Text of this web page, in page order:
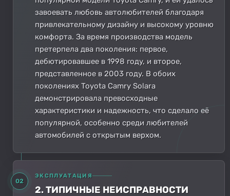
завоевать любовь автолюбителей благодаря
привлекательному дизайну и высокому уровню
комфорта. За время производства модель
претерпела два поколения: первое,
дебютировавшее в 1998 году, и второе,
представленное в 2003 году. В обоих
поколениях Toyota Camry Solara
демонстрировала превосходные
характеристики и надежность, что сделало её
популярной, особенно среди любителей
автомобилей с открытым верхом.
02
ЭКСПЛУАТАЦИЯ
2. ТИПИЧНЫЕ НЕИСПРАВНОСТИ